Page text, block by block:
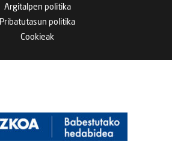
Argitalpen politika
Pribatutasun politika
Cookieak